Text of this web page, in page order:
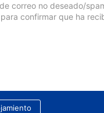
correo no deseado/
confirmar que ha